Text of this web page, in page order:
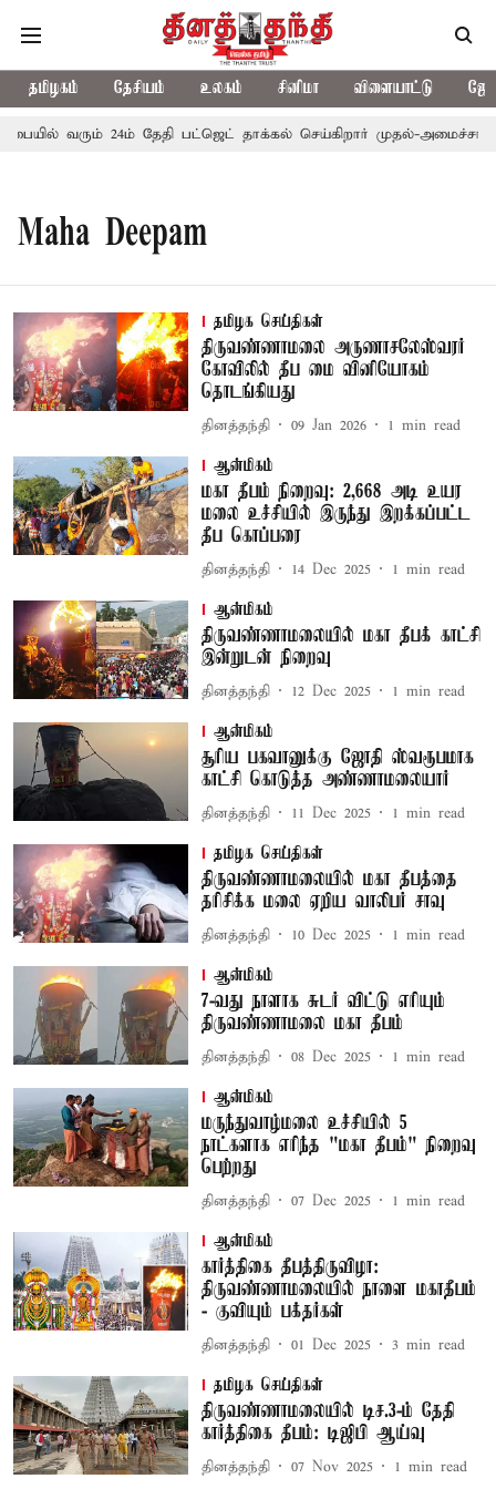
தமிழகம் தேசியம் உலகம் சினிமா விளையாட்டு
வரும் 24ம் தேதி பட்ஜெட் தாக்கல் செய்கிறார் முதல்-அமைச்சர்
Maha Deepam
தமிழக செய்திகள்
திருவண்ணாமலை அருணாசலேஸ்வரர்
கோவிலில் தீப மை வினியோகம்
தொடங்கியது
தினத்தந்தி 09 Jan 2026 1 min read
ஆன்மிகம்
மகா தீபம் நிறைவு: 2,668 அடி உயர
மலை உச்சியில் இருந்து இறக்கப்பட்ட
தீப கொப்பரை
தினத்தந்தி 14 Dec 2025 1 min read
ஆன்மிகம்
திருவண்ணாமலையில் மகா தீபக் காட்சி
இன்றுடன் நிறைவு
தினத்தந்தி 12 Dec 2025 1 min read
ஆன்மிகம்
சூரிய பகவானுக்கு ஜோதி ஸ்வரூபமாக
காட்சி கொடுத்த அண்ணாமலையார்
தினத்தந்தி 11 Dec 2025 1 min read
தமிழக செய்திகள்
திருவண்ணாமலையில் மகா தீபத்தை
தரிசிக்க மலை ஏறிய வாலிபர் சாவு
தினத்தந்தி 10 Dec 2025 1 min read
ஆன்மிகம்
7-வது நாளாக சுடர் விட்டு எரியும்
திருவண்ணாமலை மகா தீபம்
தினத்தந்தி 08 Dec 2025 1 min read
ஆன்மிகம்
மருந்துவாழ்மலை உச்சியில் 5
நாட்களாக எரிந்த "மகா தீபம்" நிறைவு
பெற்றது
தினத்தந்தி 07 Dec 2025 1 min read
ஆன்மிகம்
கார்த்திகை தீபத்திருவிழா:
திருவண்ணாமலையில் நாளை மகாதீபம்
- குவியும் பக்தர்கள்
தினத்தந்தி 01 Dec 2025 3 min read
தமிழக செய்திகள்
திருவண்ணாமலையில் டிச.3-ம் தேதி
கார்த்திகை தீபம்: டிஜிபி ஆய்வு
தினத்தந்தி 07 Nov 2025 1 min read